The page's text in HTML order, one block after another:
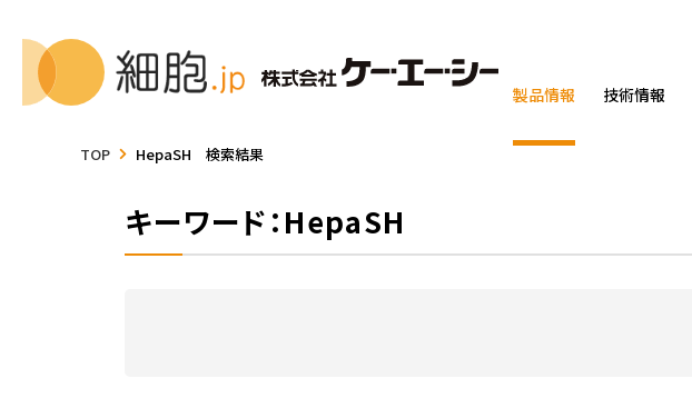
製品情報 技術情報
TOP HepaSH 検索結果
キーワード：HepaSH